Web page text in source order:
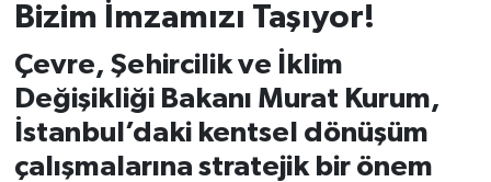
Bizim İmzamızı Taşıyor!
Çevre, Şehircilik ve İklim
Değişikliği Bakanı Murat Kurum,
İstanbul’daki kentsel dönüşüm
çalışmalarına stratejik bir önem